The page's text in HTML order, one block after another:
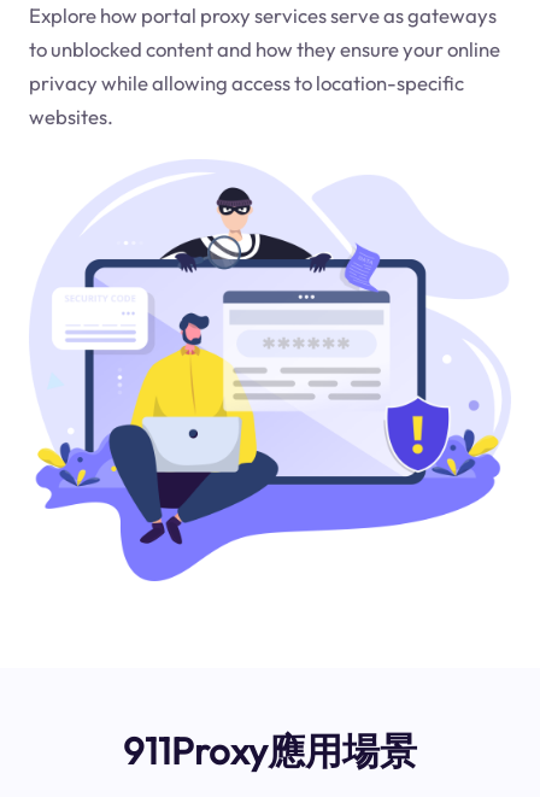
Explore how portal proxy services serve as gateways
to unblocked content and how they ensure your online
privacy while allowing access to location-specific
websites.
911Proxy應用場景